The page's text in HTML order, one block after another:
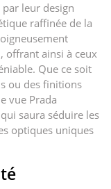
leur design
raffinée de la
offrant ainsi à ceux
Que ce soit
ou des finitions
vue Prada
saura séduire les
optiques uniques